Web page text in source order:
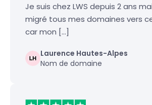
Je suis chez LWS depuis 2 ans
migré tous mes domaines vers
car mon […]
Laurence Hautes-Alpes
Nom de domaine